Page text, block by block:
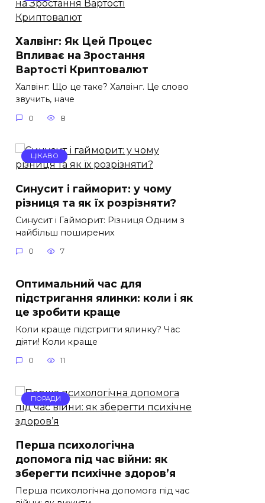
Халвінг: Як Цей Процес
Впливає на Зростання
Вартості Криптовалют
Халвінг: Що це таке? Халвінг. Це слово
звучить, наче
0 8
ЦІКАВО
Синусит і гайморит: у чому
різниця та як їх розрізняти?
Синусит і Гайморит: Різниця Одним з
найбільш поширених
0 7
Оптимальний час для
підстригання ялинки: коли i як
це зробити краще
Коли краще підстригти ялинку? Час
діяти! Коли краще
0 11
ПОРАДИ
Перша психологічна
допомога під час війни: як
зберегти психічне здоров’я
Перша психологічна допомога під час